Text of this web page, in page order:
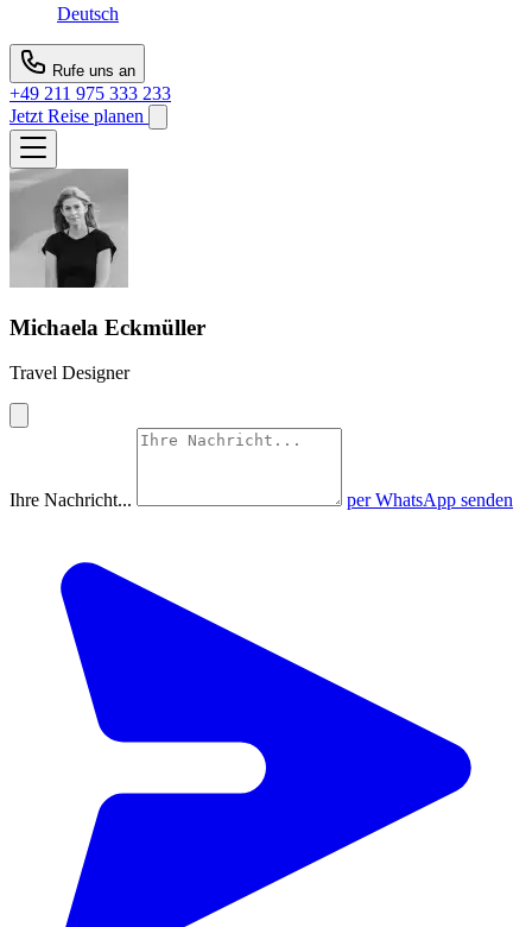
Deutsch
Rufe uns an
+49 211 975 333 233
Jetzt Reise planen
Michaela Eckmüller
Travel Designer
Ihre Nachricht... per WhatsApp senden